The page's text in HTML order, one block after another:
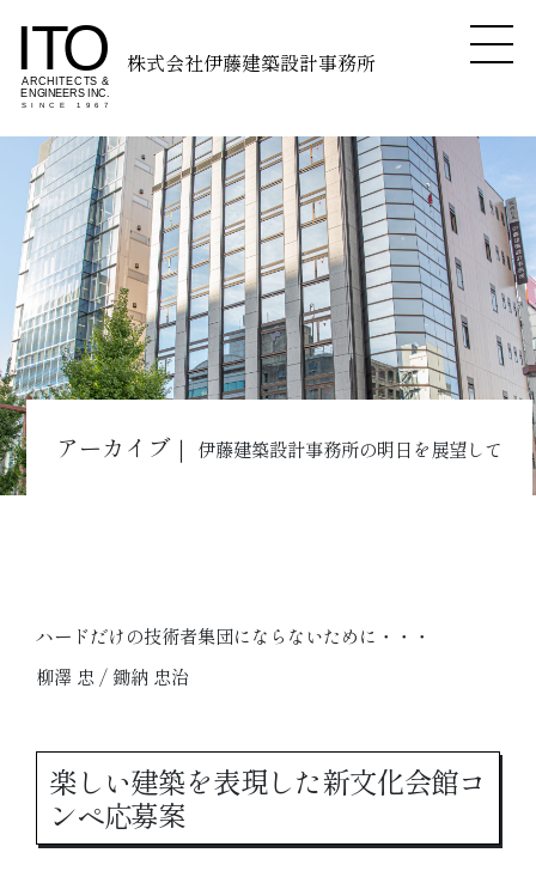
株式会社伊藤建築設計事務所
アーカイブ｜ 伊藤建築設計事務所の明日を展望して
ハードだけの技術者集団にならないために・・・
柳澤 忠 / 鋤納 忠治
楽しい建築を表現した新文化会館コ
ンペ応募案